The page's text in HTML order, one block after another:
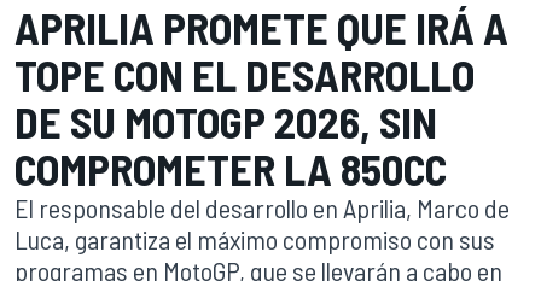
APRILIA PROMETE QUE IRÁ A
TOPE CON EL DESARROLLO
DE SU MOTOGP 2026, SIN
COMPROMETER LA 850CC
El responsable del desarrollo en Aprilia, Marco de
Luca, garantiza el máximo compromiso con sus
programas en MotoGP, que se llevarán a cabo en